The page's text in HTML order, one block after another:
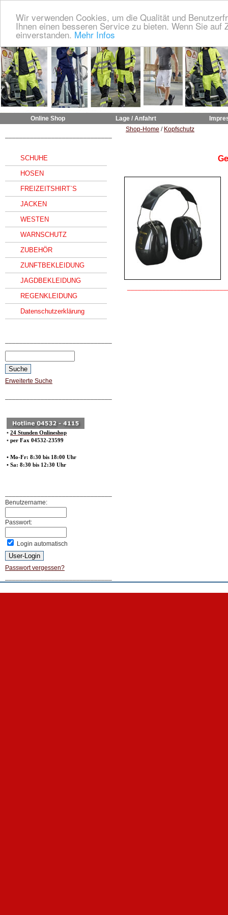
Wir verwenden Cookies, um die Qualität und
Ihnen einen besseren Service zu bieten. Wenn Sie
einverstanden. Mehr Infos
Online Shop Lage / Anfahrt
SCHUHE
HOSEN
FREIZEITSHIRT`S
JACKEN
WESTEN
WARNSCHUTZ
ZUBEHÖR
ZUNFTBEKLEIDUNG
JAGDBEKLEIDUNG
REGENKLEIDUNG
Datenschutzerklärung
Erweiterte Suche
• 24 Stunden Onlineshop
• per Fax 04532-23599
• Mo-Fr: 8:30 bis 18:00 Uhr
• Sa: 8:30 bis 12:30 Uhr
Benutzername:
Passwort:
Login automatisch
Passwort vergessen?
Shop-Home / Kopfschutz